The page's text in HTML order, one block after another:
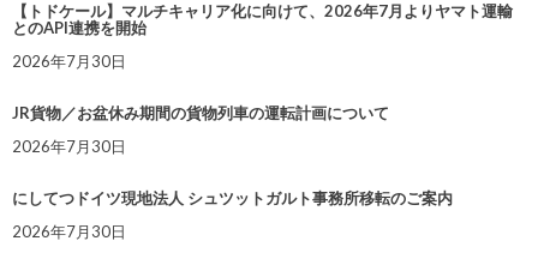
【トドケール】マルチキャリア化に向けて、2026年7月よりヤマト運輸
とのAPI連携を開始
2026年7月30日
JR貨物／お盆休み期間の貨物列車の運転計画について
2026年7月30日
にしてつドイツ現地法人 シュツットガルト事務所移転のご案内
2026年7月30日